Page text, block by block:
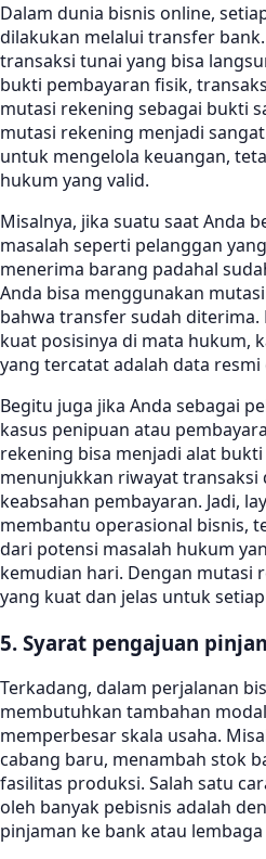
Dalam dunia bisnis online,
dilakukan melalui transfer
transaksi tunai yang bisa
bukti pembayaran fisik,
mutasi rekening sebagai bukti
mutasi rekening menjadi
untuk mengelola keuangan,
hukum yang valid.
Misalnya, jika suatu saat Anda
masalah seperti pelanggan
menerima barang padahal
Anda bisa menggunakan
bahwa transfer sudah
kuat posisinya di mata hukum,
yang tercatat adalah data resmi
Begitu juga jika Anda sebagai
kasus penipuan atau
rekening bisa menjadi alat
menunjukkan riwayat transaksi
keabsahan pembayaran. Jadi,
membantu operasional bisnis,
dari potensi masalah hukum
kemudian hari. Dengan mutasi
yang kuat dan jelas untuk
5. Syarat pengajuan
Terkadang, dalam perjalanan
membutuhkan tambahan
memperbesar skala usaha.
cabang baru, menambah stok
fasilitas produksi. Salah satu
oleh banyak pebisnis adalah
pinjaman ke bank atau